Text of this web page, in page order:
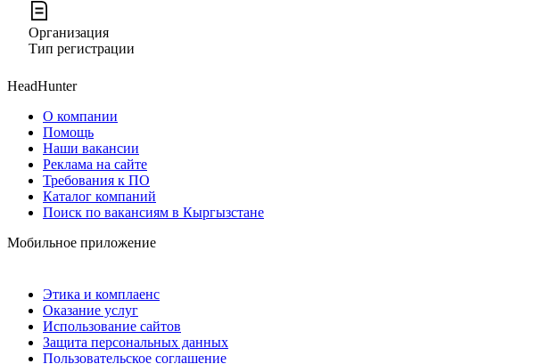
Организация
Тип регистрации
HeadHunter
О компании
Помощь
Наши вакансии
Реклама на сайте
Требования к ПО
Каталог компаний
Поиск по вакансиям в Кыргызстане
Мобильное приложение
Этика и комплаенс
Оказание услуг
Использование сайтов
Защита персональных данных
Пользовательское соглашение